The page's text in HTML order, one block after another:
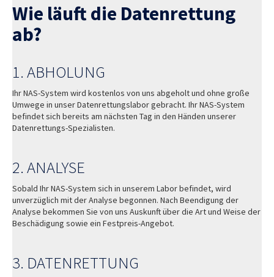
Wie läuft die Datenrettung
ab?
1. ABHOLUNG
Ihr NAS-System wird kostenlos von uns abgeholt und ohne große
Umwege in unser Datenrettungslabor gebracht. Ihr NAS-System
befindet sich bereits am nächsten Tag in den Händen unserer
Datenrettungs-Spezialisten.
2. ANALYSE
Sobald Ihr NAS-System sich in unserem Labor befindet, wird
unverzüglich mit der Analyse begonnen. Nach Beendigung der
Analyse bekommen Sie von uns Auskunft über die Art und Weise der
Beschädigung sowie ein Festpreis-Angebot.
3. DATENRETTUNG